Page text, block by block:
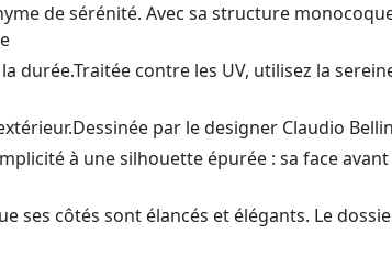
de sérénité. Avec sa structure
durée.Traitée contre les UV, utilisez la
par le designer Claudio
à une silhouette épurée : sa face
ses côtés sont élancés et élégants. Le